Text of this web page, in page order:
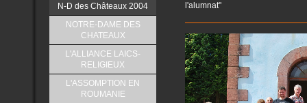
N-D des Châteaux 2004
NOTRE-DAME DES
CHATEAUX
L'ALLIANCE LAICS-
RELIGIEUX
L'ASSOMPTION EN
ROUMANIE
l'alumnat"